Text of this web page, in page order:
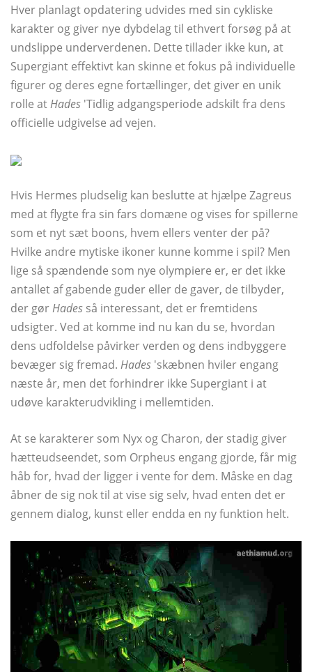
Hver planlagt opdatering udvides med sin cykliske
karakter og giver nye dybdelag til ethvert forsøg på at
undslippe underverdenen. Dette tillader ikke kun, at
Supergiant effektivt kan skinne et fokus på individuelle
figurer og deres egne fortællinger, det giver en unik
rolle atHades 'Tidlig adgangsperiode adskilt fra dens
officielle udgivelse ad vejen.
Hvis Hermes pludselig kan beslutte at hjælpe Zagreus
med at flygte fra sin fars domæne og vises for spillerne
som et nyt sæt boons, hvem ellers venter der på?
Hvilke andre mytiske ikoner kunne komme i spil? Men
lige så spændende som nye olympiere er, er det ikke
antallet af gabende guder eller de gaver, de tilbyder,
der gørHades så interessant, det er fremtidens
udsigter. Ved at komme ind nu kan du se, hvordan
dens udfoldelse påvirker verden og dens indbyggere
bevæger sig fremad. Hades 'skæbnen hviler engang
næste år, men det forhindrer ikke Supergiant i at
udøve karakterudvikling i mellemtiden.
At se karakterer som Nyx og Charon, der stadig giver
hætteudseendet, som Orpheus engang gjorde, får mig
håb for, hvad der ligger i vente for dem. Måske en dag
åbner de sig nok til at vise sig selv, hvad enten det er
gennem dialog, kunst eller endda en ny funktion helt.